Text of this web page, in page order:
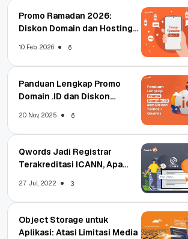
Promo Ramadan 2026:
Diskon Domain dan Hosting
10 Feb, 2026 6
Panduan Lengkap Promo
Domain .ID dan Diskon
20 Nov, 2025 6
Qwords Jadi Registrar
Terakreditasi ICANN, Apa
27 Jul, 2022 3
Object Storage untuk
Aplikasi: Atasi Limitasi Media